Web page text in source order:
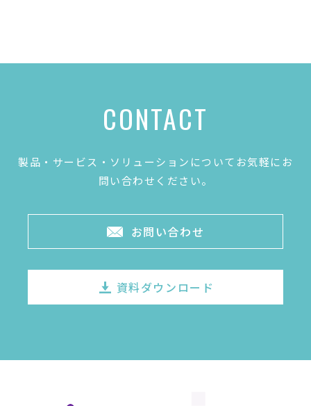
CONTACT
製品・サービス・ソリューションについてお気軽にお
問い合わせください。
お問い合わせ
資料ダウンロード